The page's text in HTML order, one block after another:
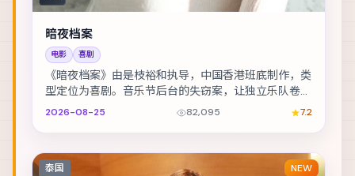
暗夜档案
电影 喜剧
《暗夜档案》由是枝裕和执导，中国香港班底制作，类
型定位为喜剧。音乐节后台的失窃案，让独立乐队卷入
更大的阴谋。主演包括刘德华、雷佳音、全智贤 等，...
2026-08-25 82,095 7.2
泰国 NEW